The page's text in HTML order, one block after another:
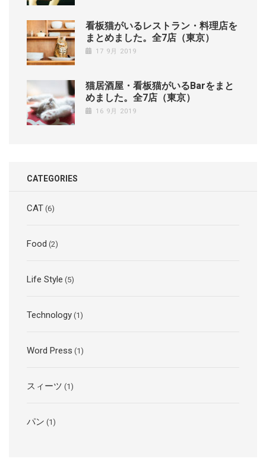
看板猫がいるレストラン・料理店を
まとめました。全7店（東京）
17 9月 2019
猫居酒屋・看板猫がいるBarをまと
めました。全7店（東京）
16 9月 2019
CATEGORIES
CAT (6)
Food (2)
Life Style (5)
Technology (1)
Word Press (1)
スィーツ (1)
パン (1)